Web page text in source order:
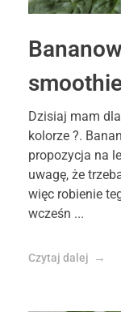
Dzisiaj mam
kolorze ?.
propozycja na
uwagę, że
więc robienie
wcześn ...
Czytaj dalej